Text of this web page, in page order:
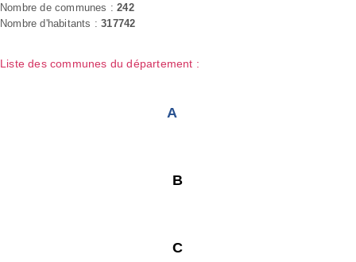
Nombre de communes :242
Nombre d'habitants :317742
Liste des communes du département :
A
B
C